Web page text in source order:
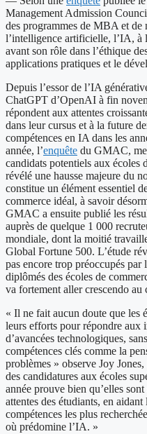
Management Admission
des programmes de MBA et de
l’intelligence artificielle, l’IA, à
avant son rôle dans l’éthique
applications pratiques et le
Depuis l’essor de l’IA
ChatGPT d’OpenAI à fin
répondent aux attentes
dans leur cursus et à la future
compétences en IA dans les
année, l’enquête du GMAC,
candidats potentiels aux écoles
révélé une hausse majeure du
constitue un élément essentiel
commerce idéal, à savoir
GMAC a ensuite publié les
auprès de quelque 1 000
mondiale, dont la moitié
Global Fortune 500. L’étude
pas encore trop préoccupés par
diplômés des écoles de
va fortement aller crescendo au
« Il ne fait aucun doute que les
leurs efforts pour répondre aux
d’avancées technologiques,
compétences clés comme la
problèmes » observe Joy
des candidatures aux écoles
année prouve bien qu’elles
attentes des étudiants, en
compétences les plus
où prédomine l’IA. »